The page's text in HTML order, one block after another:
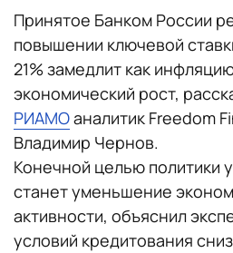
Принятое Банком России
повышении ключевой
21% замедлит как
экономический рост,
РИАМОаналитик Freedom
Владимир Чернов.
Конечной целью политики
станет уменьшение
активности, объяснил
условий кредитования